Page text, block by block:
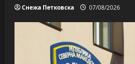
Снежа Петковска 07/08/2026